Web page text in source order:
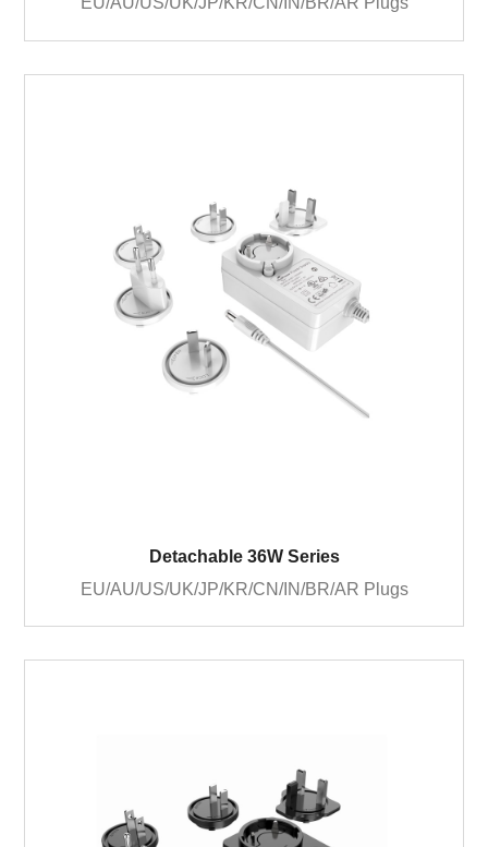
Detachable 36W Series
EU/AU/US/UK/JP/KR/CN/IN/BR/AR Plugs